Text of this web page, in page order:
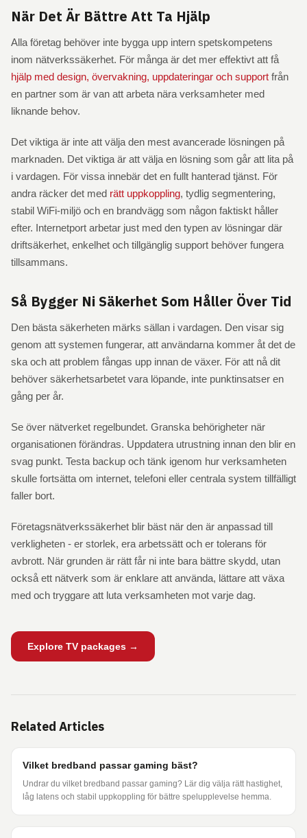
När Det Är Bättre Att Ta Hjälp
Alla företag behöver inte bygga upp intern spetskompetens
inom nätverkssäkerhet. För många är det mer effektivt att få
hjälp med design, övervakning, uppdateringar och support från
en partner som är van att arbeta nära verksamheter med
liknande behov.
Det viktiga är inte att välja den mest avancerade lösningen på
marknaden. Det viktiga är att välja en lösning som går att lita på
i vardagen. För vissa innebär det en fullt hanterad tjänst. För
andra räcker det med rätt uppkoppling, tydlig segmentering,
stabil WiFi-miljö och en brandvägg som någon faktiskt håller
efter. Internetport arbetar just med den typen av lösningar där
driftsäkerhet, enkelhet och tillgänglig support behöver fungera
tillsammans.
Så Bygger Ni Säkerhet Som Håller Över Tid
Den bästa säkerheten märks sällan i vardagen. Den visar sig
genom att systemen fungerar, att användarna kommer åt det de
ska och att problem fångas upp innan de växer. För att nå dit
behöver säkerhetsarbetet vara löpande, inte punktinsatser en
gång per år.
Se över nätverket regelbundet. Granska behörigheter när
organisationen förändras. Uppdatera utrustning innan den blir en
svag punkt. Testa backup och tänk igenom hur verksamheten
skulle fortsätta om internet, telefoni eller centrala system tillfälligt
faller bort.
Företagsnätverkssäkerhet blir bäst när den är anpassad till
verkligheten - er storlek, era arbetssätt och er tolerans för
avbrott. När grunden är rätt får ni inte bara bättre skydd, utan
också ett nätverk som är enklare att använda, lättare att växa
med och tryggare att luta verksamheten mot varje dag.
Explore TV packages →
Related Articles
Vilket bredband passar gaming bäst?
Undrar du vilket bredband passar gaming? Lär dig välja rätt hastighet,
låg latens och stabil uppkoppling för bättre spelupplevelse hemma.